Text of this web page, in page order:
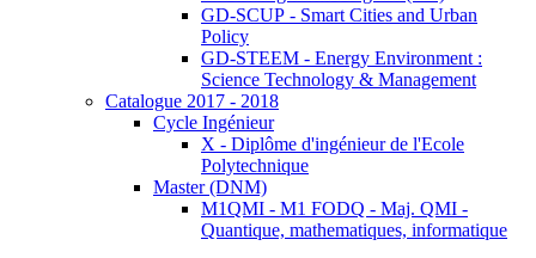
GD-SCUP - Smart Cities and Urban
Policy
GD-STEEM - Energy Environment :
Science Technology & Management
Catalogue 2017 - 2018
Cycle Ingénieur
X - Diplôme d'ingénieur de l'Ecole
Polytechnique
Master (DNM)
M1QMI - M1 FODQ - Maj. QMI -
Quantique, mathematiques, informatique